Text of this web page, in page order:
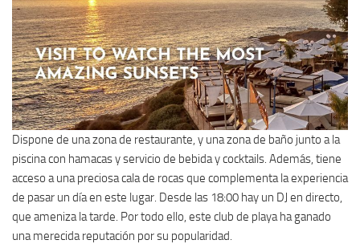
Dispone de una zona de restaurante, y una zona de baño junto a la
piscina con hamacas y servicio de bebida y cocktails. Además, tiene
acceso a una preciosa cala de rocas que complementa la experiencia
de pasar un día en este lugar. Desde las 18:00 hay un DJ en directo,
que ameniza la tarde. Por todo ello, este club de playa ha ganado
una merecida reputación por su popularidad.